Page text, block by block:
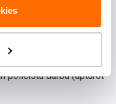
un
polises var tikt fiksēts
policistu darbu (apturot